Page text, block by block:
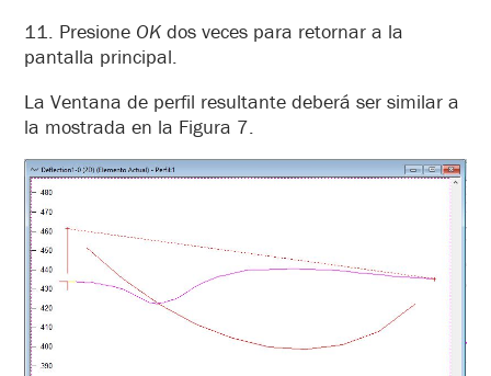
11. Presione OK dos veces para retornar a la
pantalla principal.
La Ventana de perfil resultante deberá ser similar a
la mostrada en la Figura 7.